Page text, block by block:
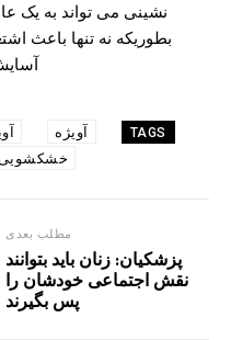
نشینی می تواند به یک
بطوریکه نه تنها باعث
TAGS آویژه
خشکشویی
مطلب بعدی
پزشکیان: زنان باید بتوانند
نقش اجتماعی خودشان را
پس بگیرند